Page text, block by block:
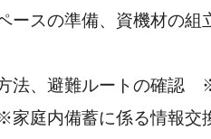
準備、資機材の組立
避難ルートの確認 ※
内備蓄に係る情報交